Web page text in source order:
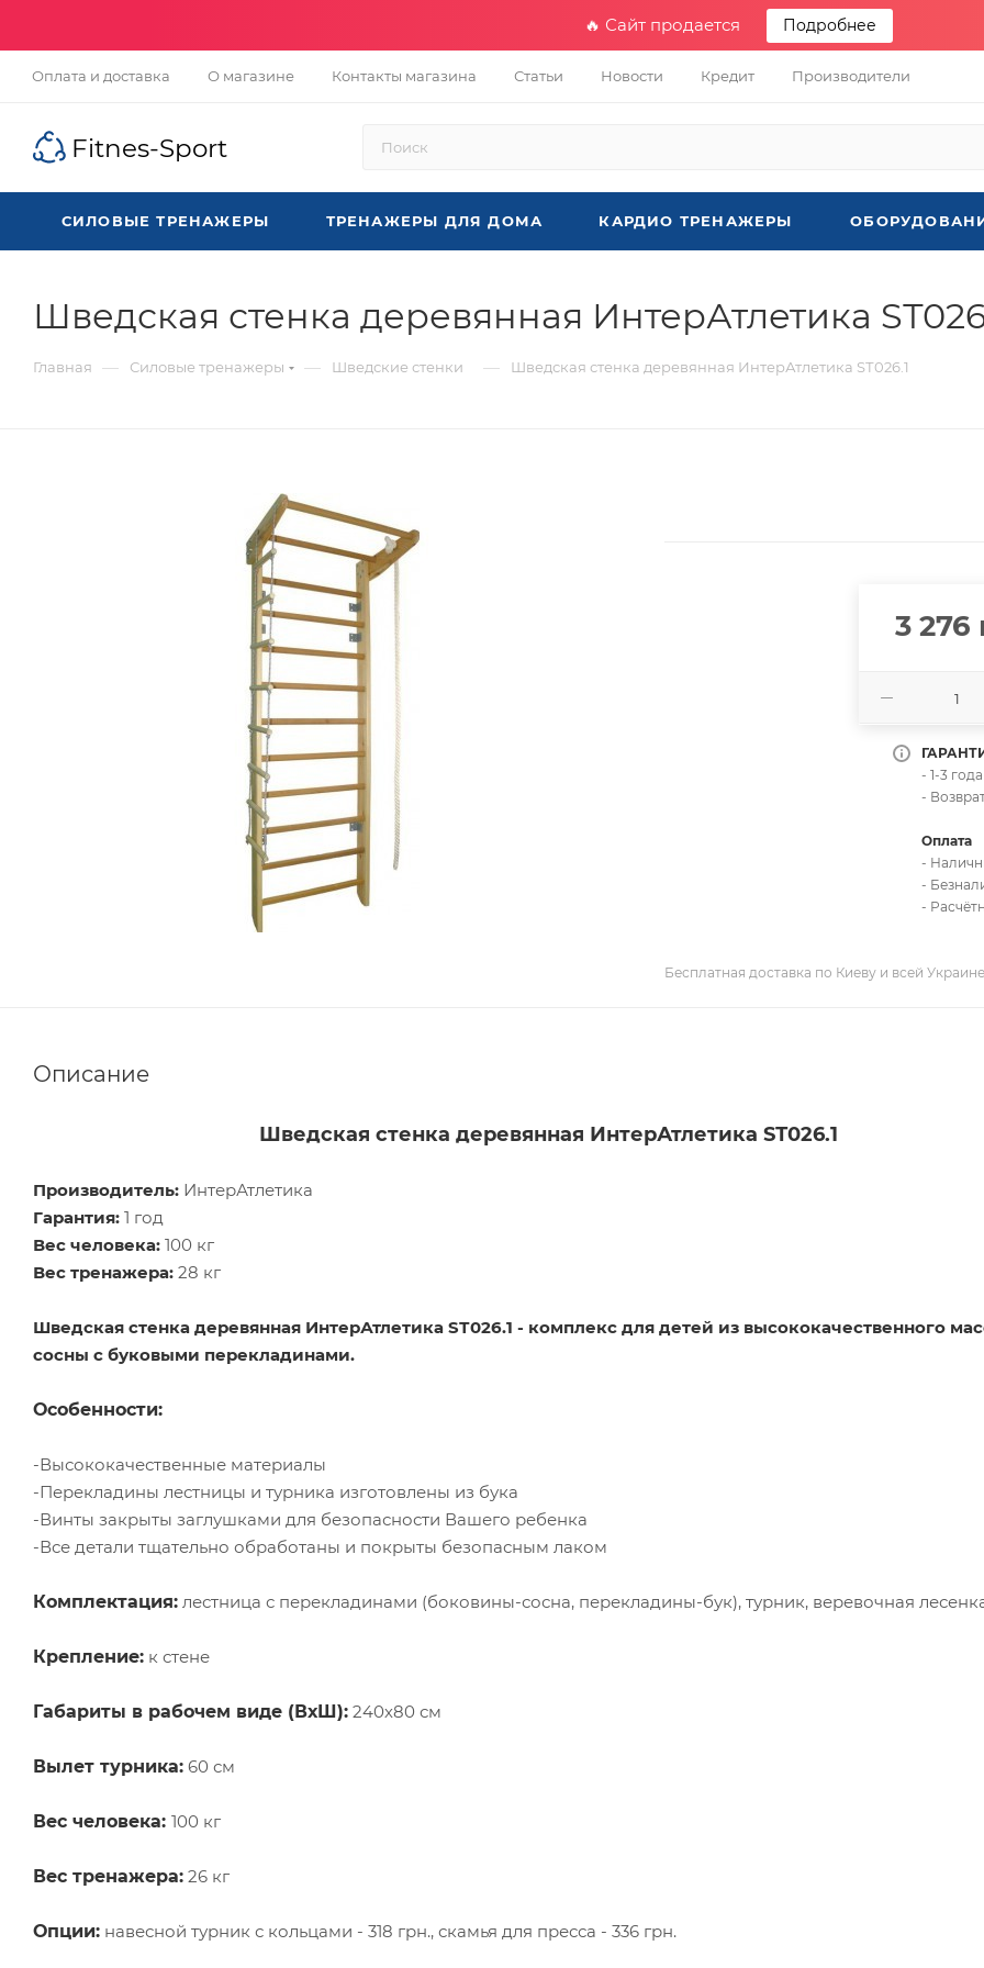
🔥 Сайт продается Подробнее
Оплата и доставка О магазине Контакты магазина Статьи Новости Кредит Производители
Fitnes-Sport
СИЛОВЫЕ ТРЕНАЖЕРЫ ТРЕНАЖЕРЫ ДЛЯ ДОМА КАРДИО ТРЕНАЖЕРЫ
Шведская стенка деревянная ИнтерАтлетика
Главная — Силовые тренажеры — Шведские стенки — Шведская стенка деревянная ИнтерАтлетика SТ026.1
3 276
- 1-3
-
Оплата
-
-
-
Бесплатная доставка по Киеву и всей
Описание
Шведская стенка деревянная ИнтерАтлетика SТ026.1
Производитель: ИнтерАтлетика
Гарантия: 1 год
Вес человека: 100 кг
Вес тренажера: 28 кг
Шведская стенка деревянная ИнтерАтлетика SТ026.1 - комплекс для детей из высококачественного
сосны с буковыми перекладинами.
Особенности:
-Высококачественные материалы
-Перекладины лестницы и турника изготовлены из бука
-Винты закрыты заглушками для безопасности Вашего ребенка
-Все детали тщательно обработаны и покрыты безопасным лаком
Комплектация: лестница с перекладинами (боковины-сосна, перекладины-бук), турник, веревочная
Крепление: к стене
Габариты в рабочем виде (ВхШ): 240х80 см
Вылет турника: 60 см
Вес человека: 100 кг
Вес тренажера: 26 кг
Опции: навесной турник с кольцами - 318 грн., скамья для пресса - 336 грн.